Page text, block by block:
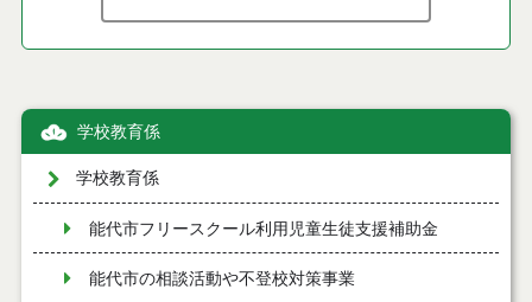
学校教育係
学校教育係
能代市フリースクール利用児童生徒支援補助金
能代市の相談活動や不登校対策事業